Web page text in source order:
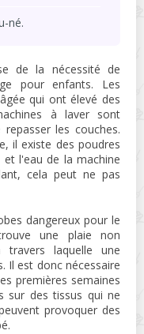
né.
de la nécessité de
pour enfants. Les
qui ont élevé des
à laver sont
les couches.
il existe des poudres
l'eau de la machine
cela peut ne pas
dangereux pour le
une plaie non
laquelle une
Il est donc nécessaire
premières semaines
sur des tissus qui ne
provoquer des